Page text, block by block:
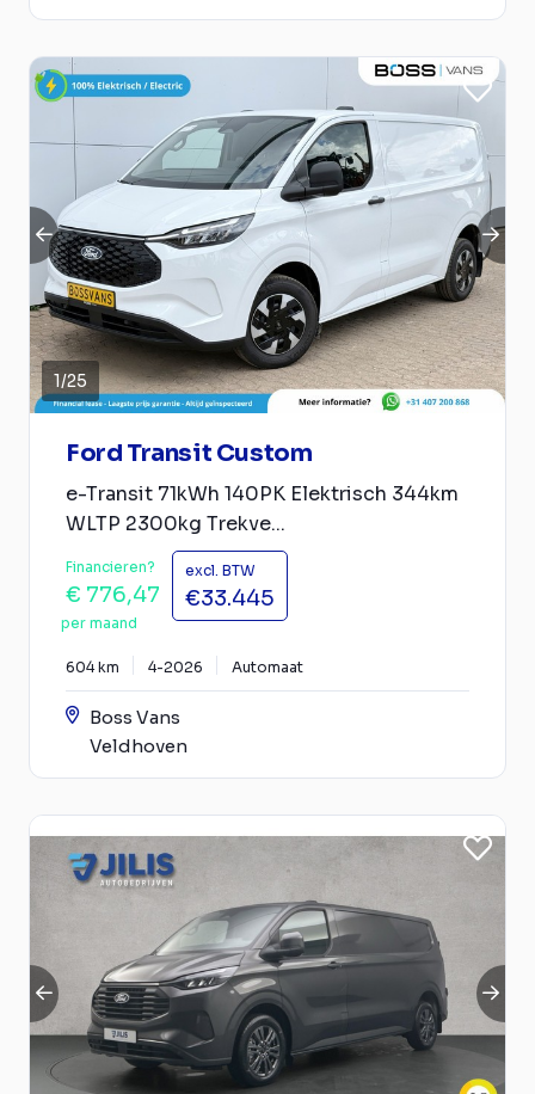
1/25
Ford Transit Custom
e-Transit 71kWh 140PK Elektrisch 344km
WLTP 2300kg Trekve...
Financieren?
€ 776,47
per maand
excl. BTW
€33.445
604 km 4-2026 Automaat
Boss Vans
Veldhoven